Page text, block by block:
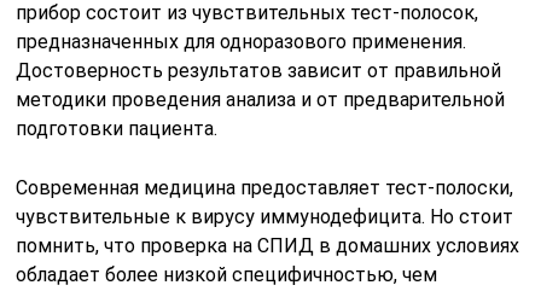
прибор состоит из чувствительных тест-полосок,
предназначенных для одноразового применения.
Достоверность результатов зависит от правильной
методики проведения анализа и от предварительной
подготовки пациента.
Современная медицина предоставляет тест-полоски,
чувствительные к вирусу иммунодефицита. Но стоит
помнить, что проверка на СПИД в домашних условиях
обладает более низкой специфичностью, чем